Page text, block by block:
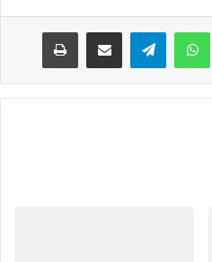
WhatsApp
Telegram